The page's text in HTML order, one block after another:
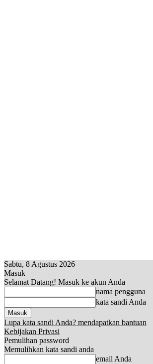
Sabtu, 8 Agustus 2026
Masuk
Selamat Datang! Masuk ke akun Anda
nama pengguna
kata sandi Anda
Lupa kata sandi Anda? mendapatkan bantuan
Kebijakan Privasi
Pemulihan password
Memulihkan kata sandi anda
email Anda